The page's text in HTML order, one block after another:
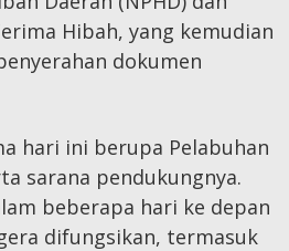
Hibah, yang kemudian
dokumen
hari ini berupa Pelabuhan
sarana pendukungnya.
beberapa hari ke depan
difungsikan, termasuk